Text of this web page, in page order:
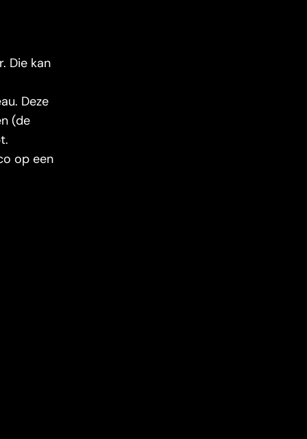
Die kan
Deze
(de
op een